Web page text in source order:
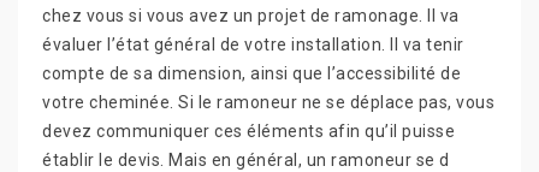
chez vous si vous avez un projet de ramonage. Il va
évaluer l’état général de votre installation. Il va tenir
compte de sa dimension, ainsi que l’accessibilité de
votre cheminée. Si le ramoneur ne se déplace pas, vous
devez communiquer ces éléments afin qu’il puisse
établir le devis. Mais en général, un ramoneur se d